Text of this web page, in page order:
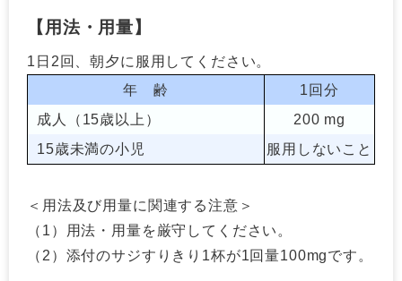
【用法・用量】
1日2回、朝夕に服用してください。
年 齢
1回分
成人（15歳以上）
200 mg
15歳未満の小児
服用しないこと
＜用法及び用量に関連する注意＞
（1）
用法・用量を厳守してください。
（2） 添付のサジすりきり1杯が1回量100mgです。